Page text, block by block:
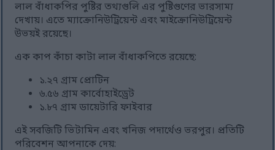
লাল বাঁধাকপির পুষ্টির তথ্যগুলি এর পুষ্টিগুণের ভারসাম্য
দেখায়। এতে ম্যাক্রোনিউট্রিয়েন্ট এবং মাইক্রোনিউট্রিয়েন্ট
উভয়ই রয়েছে।
এক কাপ কাঁচা কাটা লাল বাঁধাকপিতে রয়েছে:
১.২৭ গ্রাম প্রোটিন
৬.৫৬ গ্রাম কার্বোহাইড্রেট
১.৮৭ গ্রাম ডায়েটারি ফাইবার
এই সবজিটি ভিটামিন এবং খনিজ পদার্থেও ভরপুর। প্রতিটি
পরিবেশন আপনাকে দেয়: